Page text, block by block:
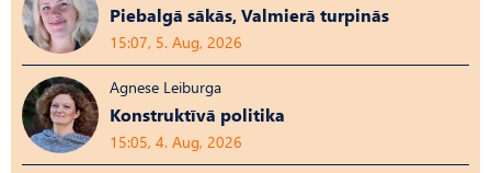
Piebalgā sākās, Valmierā turpinās
15:07, 5. Aug, 2026
Agnese Leiburga
Konstruktīvā politika
15:05, 4. Aug, 2026